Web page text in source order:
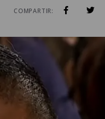
COMPARTIR: